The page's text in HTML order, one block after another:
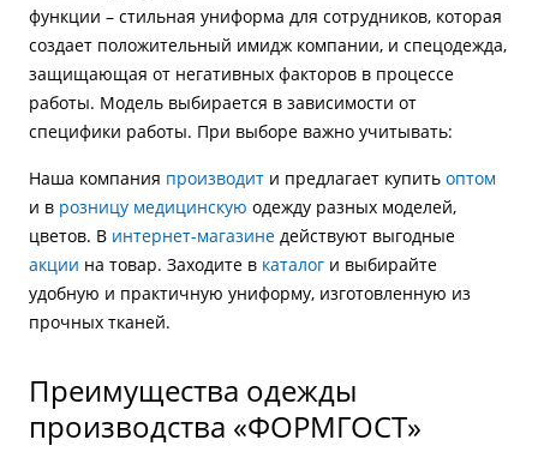
функции – стильная униформа для сотрудников, которая
создает положительный имидж компании, и спецодежда,
защищающая от негативных факторов в процессе
работы. Модель выбирается в зависимости от
специфики работы. При выборе важно учитывать:
Наша компания производит и предлагает купить оптом
и в розницу медицинскую одежду разных моделей,
цветов. В интернет-магазине действуют выгодные
акции на товар. Заходите в каталог и выбирайте
удобную и практичную униформу, изготовленную из
прочных тканей.
Преимущества одежды
производства «ФОРМГОСТ»